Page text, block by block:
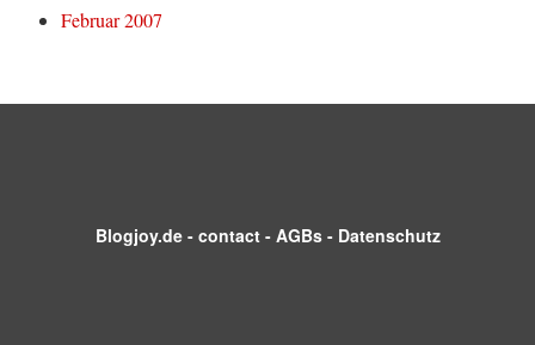
Februar 2007
Blogjoy.de- contact- AGBs- Datenschutz